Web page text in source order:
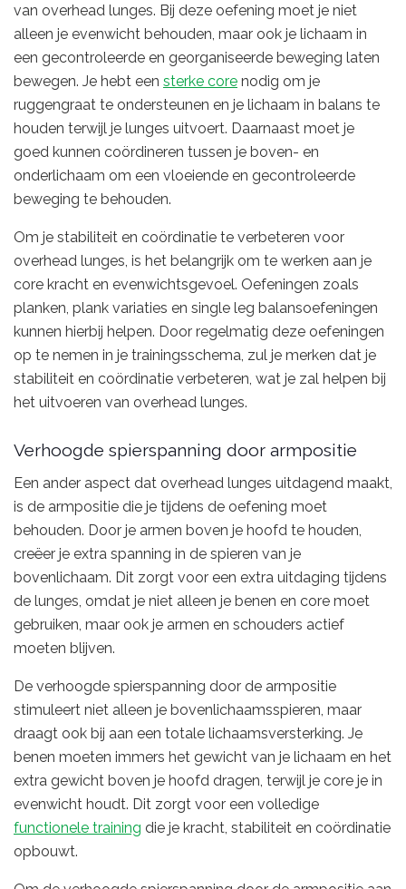
van overhead lunges. Bij deze oefening moet je niet
alleen je evenwicht behouden, maar ook je lichaam in
een gecontroleerde en georganiseerde beweging laten
bewegen. Je hebt een sterke core nodig om je
ruggengraat te ondersteunen en je lichaam in balans te
houden terwijl je lunges uitvoert. Daarnaast moet je
goed kunnen coördineren tussen je boven- en
onderlichaam om een vloeiende en gecontroleerde
beweging te behouden.
Om je stabiliteit en coördinatie te verbeteren voor
overhead lunges, is het belangrijk om te werken aan je
core kracht en evenwichtsgevoel. Oefeningen zoals
planken, plank variaties en single leg balansoefeningen
kunnen hierbij helpen. Door regelmatig deze oefeningen
op te nemen in je trainingsschema, zul je merken dat je
stabiliteit en coördinatie verbeteren, wat je zal helpen bij
het uitvoeren van overhead lunges.
Verhoogde spierspanning door armpositie
Een ander aspect dat overhead lunges uitdagend maakt,
is de armpositie die je tijdens de oefening moet
behouden. Door je armen boven je hoofd te houden,
creëer je extra spanning in de spieren van je
bovenlichaam. Dit zorgt voor een extra uitdaging tijdens
de lunges, omdat je niet alleen je benen en core moet
gebruiken, maar ook je armen en schouders actief
moeten blijven.
De verhoogde spierspanning door de armpositie
stimuleert niet alleen je bovenlichaamsspieren, maar
draagt ook bij aan een totale lichaamsversterking. Je
benen moeten immers het gewicht van je lichaam en het
extra gewicht boven je hoofd dragen, terwijl je core je in
evenwicht houdt. Dit zorgt voor een volledige
functionele training die je kracht, stabiliteit en coördinatie
opbouwt.